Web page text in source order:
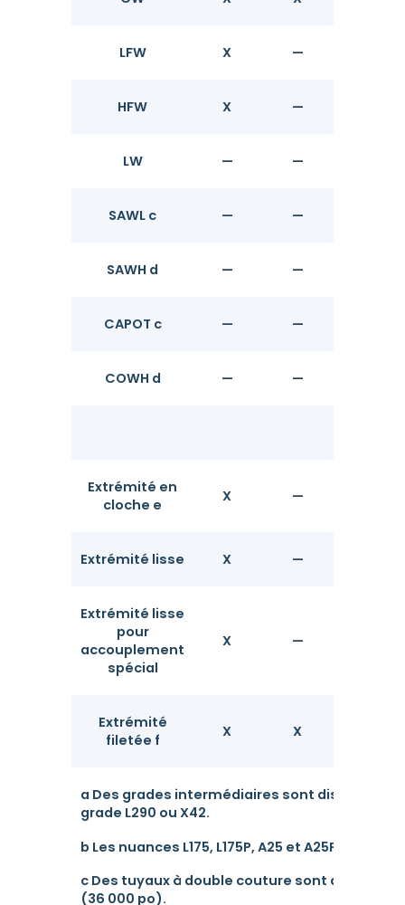
LFW X —
HFW X —
LW — —
SAWL c — —
SAWH d — —
CAPOT c — —
COWH d — —
Extrémité en
cloche e
X —
Extrémité lisse X —
Extrémité lisse
pour
accouplement
spécial
X —
Extrémité
filetée f
X X
a Des grades intermédiaires sont
grade L290 ou X42.
b Les nuances L175, L175P, A25 et A25P sont
c Des tuyaux à double couture sont
(36 000 po).